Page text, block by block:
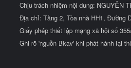
Chịu trách nhiệm nội dung: NGUYỄN
Địa chỉ: Tầng 2, Tòa nhà HH1, Đường
Giấy phép thiết lập mạng xã hội số
Ghi rõ 'nguồn Bkav' khi phát hành lại